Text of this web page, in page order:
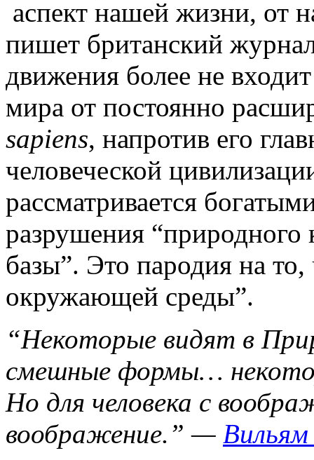
аспект нашей жизни, от
пишет британский
движения более не
мира от постоянно
sapiens, напротив его
человеческой
рассматривается
разрушения “природного
базы”. Это пародия на то,
окружающей среды”.
“Некоторые видят в
смешные формы…
Но для человека с
воображение.” — Вильям